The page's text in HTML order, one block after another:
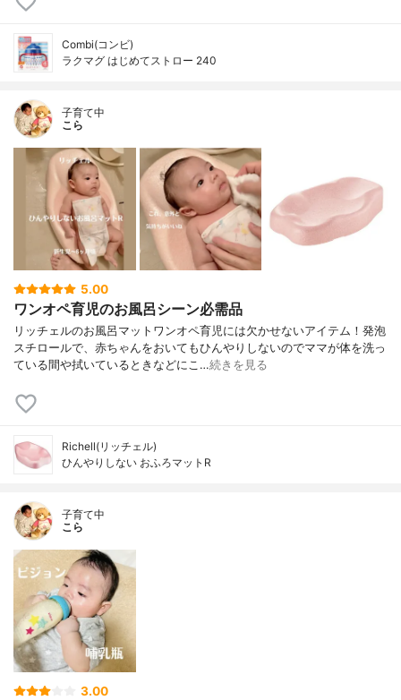
Combi(コンビ)
ラクマグ はじめてストロー 240
子育て中
こら
5.00
ワンオペ育児のお風呂シーン必需品
リッチェルのお風呂マットワンオペ育児には欠かせないアイテム！発泡
スチロールで、赤ちゃんをおいてもひんやりしないのでママが体を洗っ
ている間や拭いているときなどにこ…続きを見る
Richell(リッチェル)
ひんやりしない おふろマットR
子育て中
こら
3.00